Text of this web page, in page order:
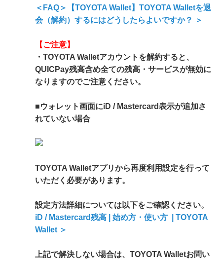
＜FAQ＞【TOYOTA Wallet】TOYOTA Walletを退
会（解約）するにはどうしたらよいですか？ ＞
【ご注意】
・TOYOTA Walletアカウントを解約すると、
QUICPay残高含め全ての残高・サービスが無効に
なりますのでご注意ください。
■ウォレット画面にiD / Mastercard表示が追加さ
れていない場合
TOYOTA Walletアプリから再度利用設定を行って
いただく必要があります。
設定方法詳細については以下をご確認ください。
iD / Mastercard残高 | 始め方・使い方 | TOYOTA
Wallet ＞
上記で解決しない場合は、TOYOTA Walletお問い